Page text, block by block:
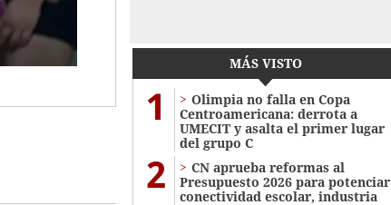
MÁS VISTO
1
Olimpia no falla en Copa
Centroamericana: derrota a
UMECIT y asalta el primer lugar
del grupo C
2
CN aprueba reformas al
Presupuesto 2026 para potenciar
conectividad escolar, industria